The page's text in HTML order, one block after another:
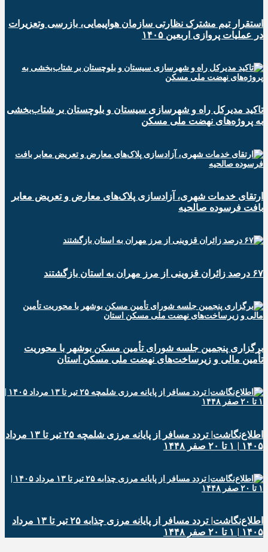
استقرار تیم مشترک نظارتی سازمان هواپیمایی، بازرسی وتعزیرات
در عملیات پروازی اربعین ۱۴۰۵
تاکید مدیرکل راه و شهرسازی سیستان و بلوچستان بر شتاب‌بخشی
به پروژه‌های نهضت ملی مسکن
ارتقای خدمات شهری، آزادسازی پلاک‌های معارض و تعریض معابر
بافت فرسوده صالحیه
۶۷ درصد زائران قزوینی از مرز مهران به استان بازگشتند
برگزاری پنجمین جلسه شورای تأمین مسکن بوشهر با محوریت
تأمین مالی و زیرساخت‌های نهضت ملی مسکن استان
اطلاع‌نگاشت| تردد مسافر از پایانه‌ مرزی شلمچه ۲۵ تیر تا ۱۳ مرداد
۱۴۰۵ | ۱ تا ۲۰ صفر ۱۴۴۸
اطلاع‌نگاشت| تردد مسافر از پایانه‌ مرزی چذابه ۲۵ تیر تا ۱۳ مرداد
۱۴۰۵ | ۱ تا ۲۰ صفر ۱۴۴۸